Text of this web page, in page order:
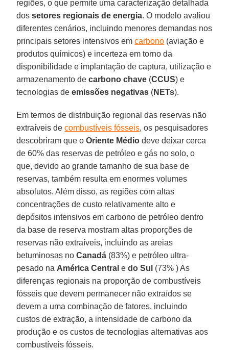
regiões, o que permite uma caracterização detalhada
dossetores regionais de energia. O modelo avaliou
diferentes cenários, incluindo menores demandas nos
principais setores intensivos emcarbono (aviação e
produtos químicos) e incerteza em torno da
disponibilidade e implantação de captura, utilização e
armazenamento decarbono chave (CCUS) e
tecnologias deemissões negativas (NETs).
Em termos de distribuição regional das reservas não
extraíveis decombustíveis fósseis, os pesquisadores
descobriram que oOriente Médio deve deixar cerca
de 60% das reservas de petróleo e gás no solo, o
que, devido ao grande tamanho de sua base de
reservas, também resulta em enormes volumes
absolutos. Além disso, as regiões com altas
concentrações de custo relativamente alto e
depósitos intensivos em carbono de petróleo dentro
da base de reserva mostram altas proporções de
reservas não extraíveis, incluindo as areias
betuminosas noCanadá (83%) e petróleo ultra-
pesado na América Central edo Sul (73% ) As
diferenças regionais na proporção de combustíveis
fósseis que devem permanecer não extraídos se
devem a uma combinação de fatores, incluindo
custos de extração, a intensidade de carbono da
produção e os custos de tecnologias alternativas aos
combustíveis fósseis.